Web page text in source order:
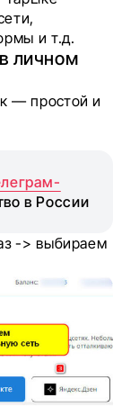
и т.д.
личном
— простой и
в России
-> выбираем